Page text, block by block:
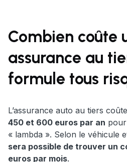
Combien coûte
assurance au
formule tous
L’assurance auto au tiers
450 et 600 euros par an
« lambda ». Selon le véhicule
sera possible de trouver un
euros par mois.